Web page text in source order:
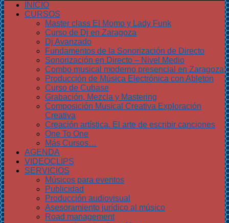
INICIO
CURSOS
Master class El Momo y Lady Funk
Curso de Dj en Zaragoza
Dj Avanzado
Fundamentos de la Sonorización de Directo
Sonorización en Directo – Nivel Medio
Combo musical moderno presencial en Zaragoza
Producción de Música Electrónica con Ableton
Curso de Cubase
Grabación, Mezcla y Mastering
Composición Musical Creativa Exploración
Creativa
Creación artística. El arte de escribir canciones
One To One
Más Cursos…
AGENDA
VIDEOCLIPS
SERVICIOS
Músicos para eventos
Publicidad
Producción audiovisual
Asesoramiento jurídico al músico
Road management